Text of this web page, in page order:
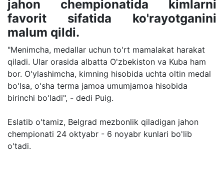
jahon chempionatida kimlarni
favorit sifatida ko'rayotganini
malum qildi.
"Menimcha, medallar uchun to'rt mamalakat harakat
qiladi. Ular orasida albatta O'zbekiston va Kuba ham
bor. O'ylashimcha, kimning hisobida uchta oltin medal
bo'lsa, o'sha terma jamoa umumjamoa hisobida
birinchi bo'ladi", - dedi Puig.
Eslatib o'tamiz, Belgrad mezbonlik qiladigan jahon
chempionati 24 oktyabr - 6 noyabr kunlari bo'lib
o'tadi.